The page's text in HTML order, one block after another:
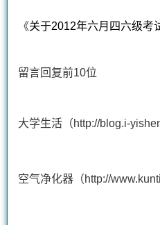
《关于2012年六月四六级考
留言回复前10位
大学生活（http://blog.i-
空气净化器（http://